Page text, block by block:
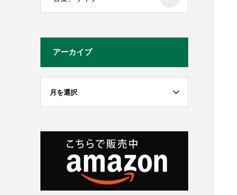
アーカイブ
月を選択